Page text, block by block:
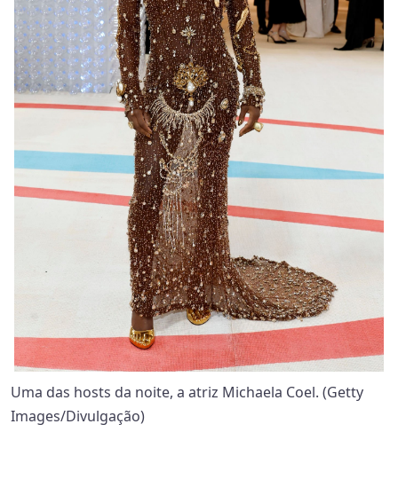
Uma das hosts da noite, a atriz Michaela Coel. (Getty
Images/Divulgação)